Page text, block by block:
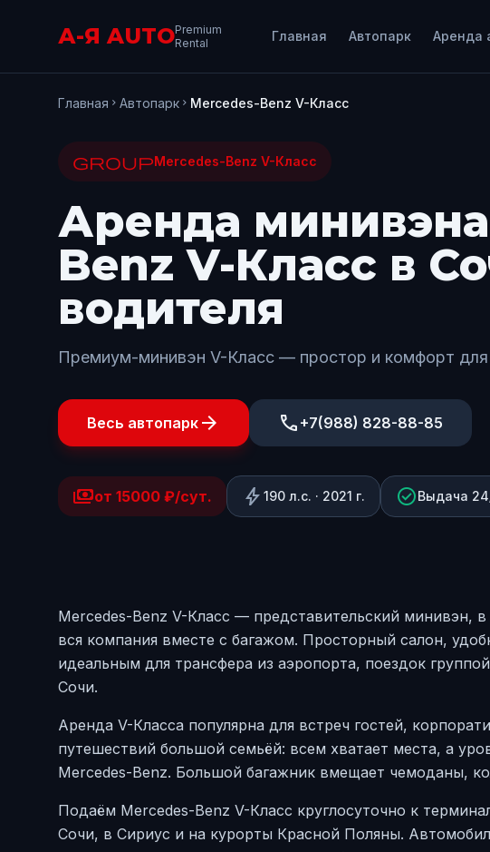
А-Я AUTOPremium
Rental
Главная Автопарк Аренда
Главная chevron_right Автопарк chevron_right Mercedes-Benz V-Класс
groupMercedes-Benz V-Класс
Аренда
Benz V-Класс в
водителя
Премиум-минивэн V-Класс — простор и комфорт для
Весь автопарк arrow_forward phone +7(988) 828-88-85
paymentsот 15000 ₽/сут. bolt 190 л.с. · 2021 г. check_circleВыдача
Mercedes-Benz V-Класс — представительский минивэн,
вся компания вместе с багажом. Просторный салон,
идеальным для трансфера из аэропорта, поездок
Сочи.
Аренда V-Класса популярна для встреч гостей,
путешествий большой семьёй: всем хватает места, а
Mercedes-Benz. Большой багажник вмещает чемоданы,
Подаём Mercedes-Benz V-Класс круглосуточно к
Сочи, в Сириус и на курорты Красной Поляны.